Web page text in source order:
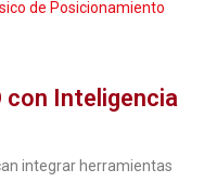
de Posicionamiento
con Inteligencia
integrar herramientas